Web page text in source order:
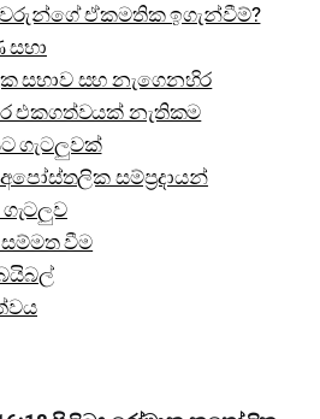
ඒකමතික ඉගැන්වීම්?
සභා
සභාව සහ නැගෙනහිර
එකගත්වයක් නැතිකම
ගැටලුවක්
සම්ප්‍රදායන්
ගැටලුව
වීම